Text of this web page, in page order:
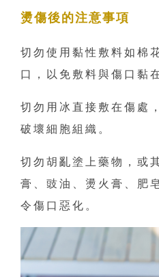
燙傷後的注意事項
切勿使用黏性敷料如棉
口，以免敷料與傷口黏
切勿用冰直接敷在傷處
破壞細胞組織。
切勿胡亂塗上藥物，或
膏、豉油、燙火膏、肥
令傷口惡化。